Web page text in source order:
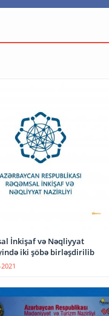
İnkişaf və Nəqliyyat
iki şöbə birləşdirilib